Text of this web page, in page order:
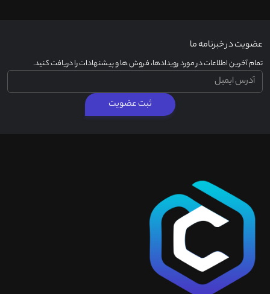
عضویت در خبرنامه ما
تمام آخرین اطلاعات در مورد رویدادها، فروش ها و پیشنهادات را دریافت کنید.
ثبت عضویت